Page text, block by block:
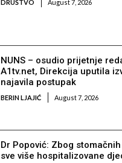
DRUŠTVO August 7, 2026
NUNS – osudio prijetnje
A1tv.net, Direkcija uputila
najavila postupak
BERIN LJAJIĆ August 7, 2026
Dr Popović: Zbog
sve više hospitalizovane